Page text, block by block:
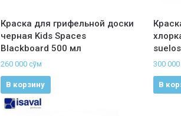
Краска для грифельной доски
черная Kids Spaces
Blackboard 500 мл
260 000 сўм
В корзину
300 000
В